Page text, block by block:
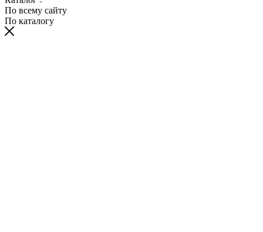
По всему сайту
По каталогу